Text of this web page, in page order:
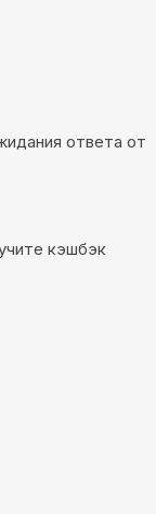
ответа от
кэшбэк